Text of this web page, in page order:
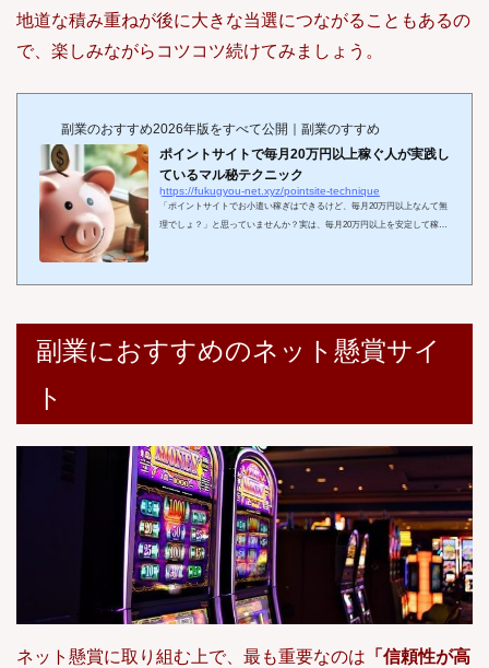
地道な積み重ねが後に大きな当選につながることもあるの
で、楽しみながらコツコツ続けてみましょう。
副業のおすすめ2026年版をすべて公開｜副業のすすめ
ポイントサイトで毎月20万円以上稼ぐ人が実践し
ているマル秘テクニック
https://fukugyou-net.xyz/pointsite-technique
「ポイントサイトでお小遣い稼ぎはできるけど、毎月20万円以上なんて無
理でしょ？」と思っていませんか？実は、毎月20万円以上を安定して稼ぐ
副業におすすめのネット懸賞サイ
ト
ネット懸賞に取り組む上で、最も重要なのは 「信頼性が高